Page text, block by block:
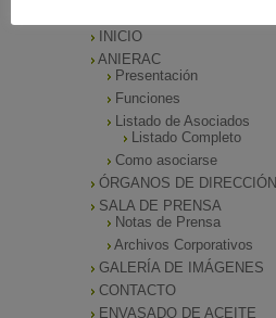
INICIO
ANIERAC
Presentación
Funciones
Listado de Asociados
Listado Completo
Como asociarse
ÓRGANOS DE DIRECCIÓN
SALA DE PRENSA
Notas de Prensa
Archivos Corporativos
GALERÍA DE IMÁGENES
CONTACTO
ENVASADO DE ACEITE